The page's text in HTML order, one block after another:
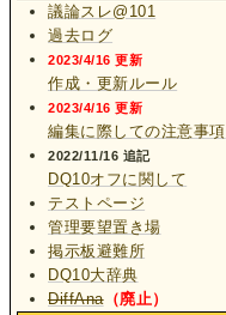
議論スレ@101
過去ログ
2023/4/16 更新
作成・更新ルール
2023/4/16 更新
編集に際しての注意事項
2022/11/16 追記
DQ10オフに関して
テストページ
管理要望置き場
掲示板避難所
DQ10大辞典
DiffAna（廃止）